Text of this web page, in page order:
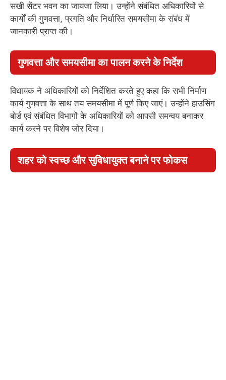
सखी सेंटर भवन का जायजा लिया। उन्होंने संबंधित अधिकारियों से
कार्यों की गुणवत्ता, प्रगति और निर्धारित समयसीमा के संबंध में
जानकारी प्राप्त की।
गुणवत्ता और समयसीमा का पालन करने के निर्देश
विधायक ने अधिकारियों को निर्देशित करते हुए कहा कि सभी निर्माण
कार्य गुणवत्ता के साथ तय समयसीमा में पूर्ण किए जाएं। उन्होंने हाउसिंग
बोर्ड एवं संबंधित विभागों के अधिकारियों को आपसी समन्वय बनाकर
कार्य करने पर विशेष जोर दिया।
शहर को स्वच्छ और सुविधायुक्त बनाने पर फोकस